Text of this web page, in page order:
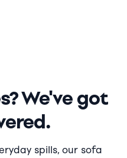
We've got
spills, our sofa